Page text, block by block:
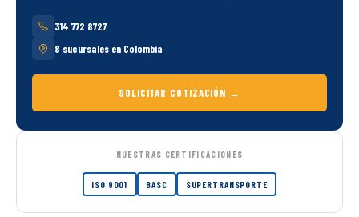
314 772 8727
8 sucursales en Colombia
SOLICITAR COTIZACIÓN →
NUESTRAS CERTIFICACIONES
ISO 9001 BASC SUPERTRANSPORTE